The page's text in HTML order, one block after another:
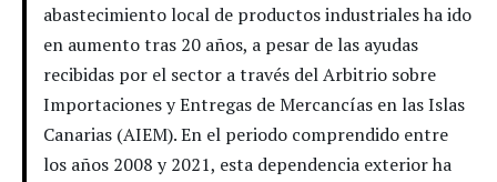
abastecimiento local de productos industriales ha ido
en aumento tras 20 años, a pesar de las ayudas
recibidas por el sector a través del Arbitrio sobre
Importaciones y Entregas de Mercancías en las Islas
Canarias (AIEM). En el periodo comprendido entre
los años 2008 y 2021, esta dependencia exterior ha